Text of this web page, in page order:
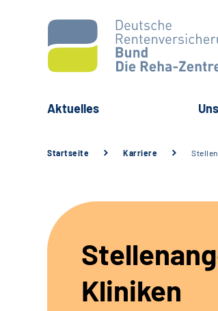
Aktuelles
Startseite Karriere
Kliniken